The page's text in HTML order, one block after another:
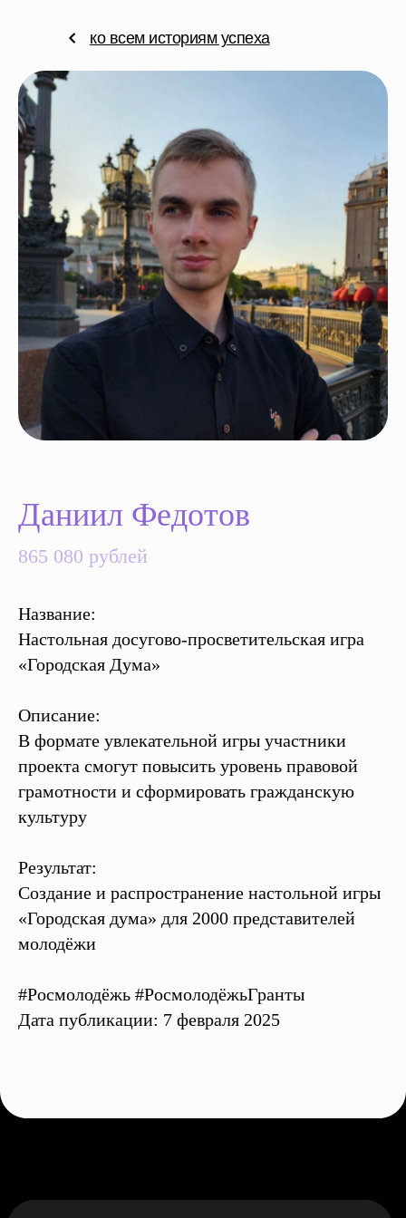
ко всем историям успеха
Даниил Федотов
865 080 рублей
Название:
Настольная досугово-просветительская игра
«Городская Дума»
Описание:
В формате увлекательной игры участники
проекта смогут повысить уровень правовой
грамотности и сформировать гражданскую
культуру
Результат:
Создание и распространение настольной игры
«Городская дума» для 2000 представителей
молодёжи
#Росмолодёжь #РосмолодёжьГранты
Дата публикации: 7 февраля 2025